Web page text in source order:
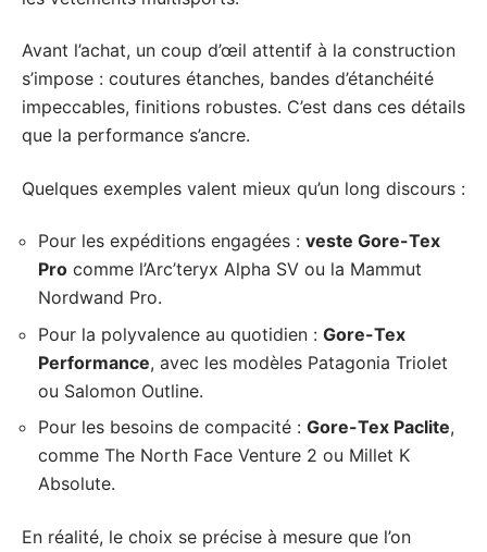
Avant l’achat, un coup d’œil attentif à la construction
s’impose : coutures étanches, bandes d’étanchéité
impeccables, finitions robustes. C’est dans ces détails
que la performance s’ancre.
Quelques exemples valent mieux qu’un long discours :
Pour les expéditions engagées : veste Gore-Tex
Pro comme l’Arc’teryx Alpha SV ou la Mammut
Nordwand Pro.
Pour la polyvalence au quotidien : Gore-Tex
Performance, avec les modèles Patagonia Triolet
ou Salomon Outline.
Pour les besoins de compacité : Gore-Tex Paclite,
comme The North Face Venture 2 ou Millet K
Absolute.
En réalité, le choix se précise à mesure que l’on